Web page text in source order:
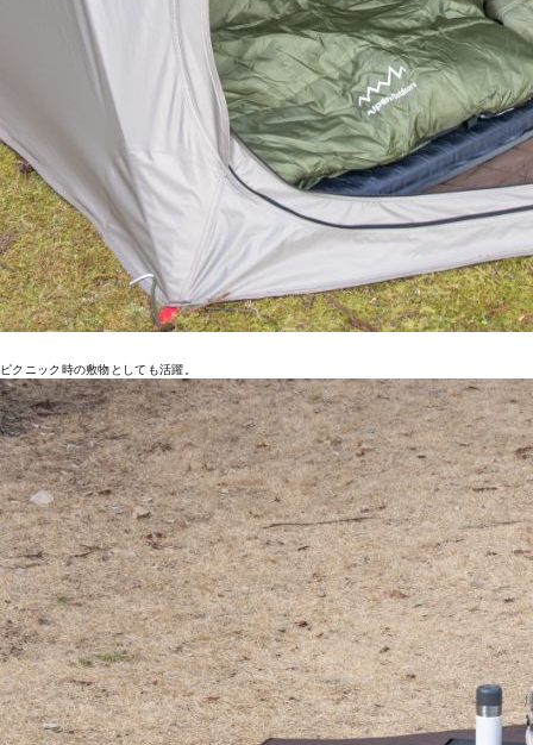
ピクニック時の敷物としても活躍。